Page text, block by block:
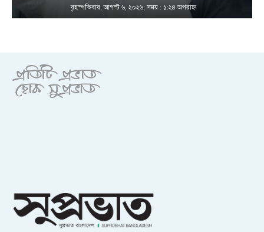
বৃহস্পতিবার, আগস্ট ৬, ২০২৬; সময় : ১:২৪ অপরাহ্ণ